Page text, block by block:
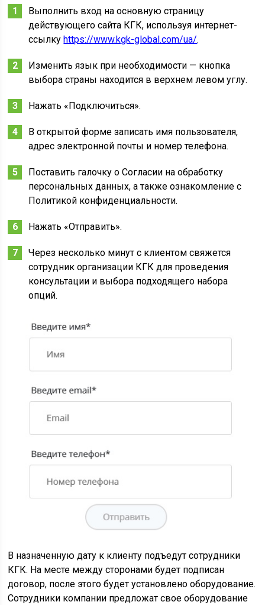
Выполнить вход на основную страницу
действующего сайта КГК, используя интернет-
ссылку https://www.kgk-global.com/ua/.
Изменить язык при необходимости — кнопка
выбора страны находится в верхнем левом углу.
Нажать «Подключиться».
В открытой форме записать имя пользователя,
адрес электронной почты и номер телефона.
Поставить галочку о Согласии на обработку
персональных данных, а также ознакомление с
Политикой конфиденциальности.
Нажать «Отправить».
Через несколько минут с клиентом свяжется
сотрудник организации КГК для проведения
консультации и выбора подходящего набора
опций.
В назначенную дату к клиенту подъедут сотрудники
КГК. На месте между сторонами будет подписан
договор, после этого будет установлено оборудование.
Сотрудники компании предложат свое оборудование